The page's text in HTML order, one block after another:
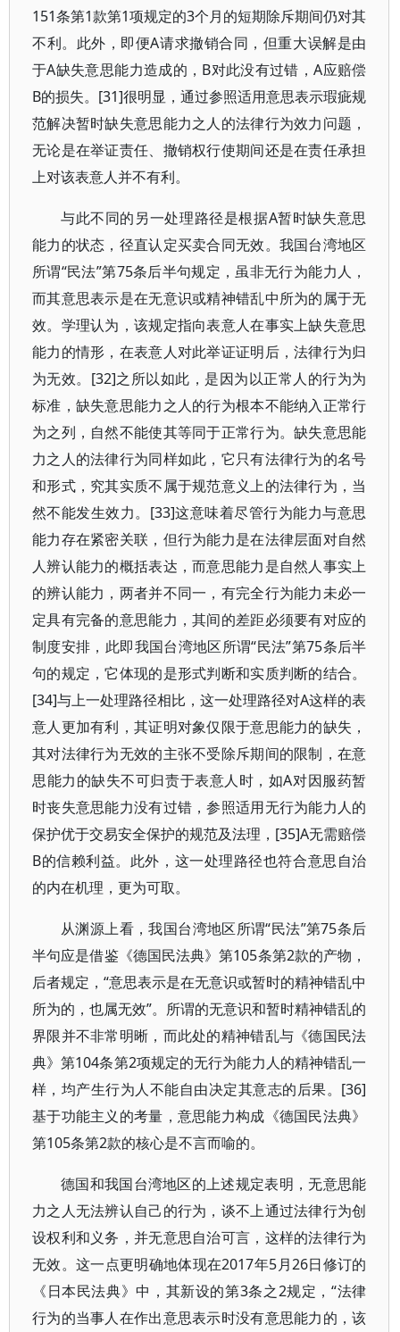
151条第1款第1项规定的3个月的短期除斥期间仍对其
不利。此外，即便A请求撤销合同，但重大误解是由
于A缺失意思能力造成的，B对此没有过错，A应赔偿
B的损失。[31]很明显，通过参照适用意思表示瑕疵规
范解决暂时缺失意思能力之人的法律行为效力问题，
无论是在举证责任、撤销权行使期间还是在责任承担
上对该表意人并不有利。
与此不同的另一处理路径是根据A暂时缺失意思
能力的状态，径直认定买卖合同无效。我国台湾地区
所谓“民法”第75条后半句规定，虽非无行为能力人，
而其意思表示是在无意识或精神错乱中所为的属于无
效。学理认为，该规定指向表意人在事实上缺失意思
能力的情形，在表意人对此举证证明后，法律行为归
为无效。[32]之所以如此，是因为以正常人的行为为
标准，缺失意思能力之人的行为根本不能纳入正常行
为之列，自然不能使其等同于正常行为。缺失意思能
力之人的法律行为同样如此，它只有法律行为的名号
和形式，究其实质不属于规范意义上的法律行为，当
然不能发生效力。[33]这意味着尽管行为能力与意思
能力存在紧密关联，但行为能力是在法律层面对自然
人辨认能力的概括表达，而意思能力是自然人事实上
的辨认能力，两者并不同一，有完全行为能力未必一
定具有完备的意思能力，其间的差距必须要有对应的
制度安排，此即我国台湾地区所谓“民法”第75条后半
句的规定，它体现的是形式判断和实质判断的结合。
[34]与上一处理路径相比，这一处理路径对A这样的表
意人更加有利，其证明对象仅限于意思能力的缺失，
其对法律行为无效的主张不受除斥期间的限制，在意
思能力的缺失不可归责于表意人时，如A对因服药暂
时丧失意思能力没有过错，参照适用无行为能力人的
保护优于交易安全保护的规范及法理，[35]A无需赔偿
B的信赖利益。此外，这一处理路径也符合意思自治
的内在机理，更为可取。
从渊源上看，我国台湾地区所谓“民法”第75条后
半句应是借鉴《德国民法典》第105条第2款的产物，
后者规定，“意思表示是在无意识或暂时的精神错乱中
所为的，也属无效”。所谓的无意识和暂时精神错乱的
界限并不非常明晰，而此处的精神错乱与《德国民法
典》第104条第2项规定的无行为能力人的精神错乱一
样，均产生行为人不能自由决定其意志的后果。[36]
基于功能主义的考量，意思能力构成《德国民法典》
第105条第2款的核心是不言而喻的。
德国和我国台湾地区的上述规定表明，无意思能
力之人无法辨认自己的行为，谈不上通过法律行为创
设权利和义务，并无意思自治可言，这样的法律行为
无效。这一点更明确地体现在2017年5月26日修订的
《日本民法典》中，其新设的第3条之2规定，“法律
行为的当事人在作出意思表示时没有意思能力的，该